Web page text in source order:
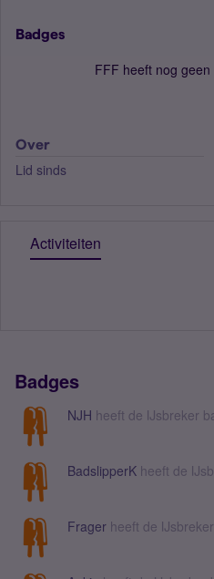
Badges
FFF heeft nog
Over
Lid sinds
Activiteiten
Badges
NJH heeft de IJsbreker
BadslipperK heeft de
Frager heeft de